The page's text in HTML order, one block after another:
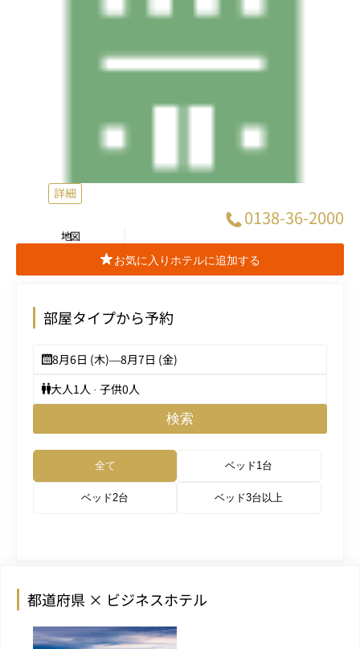
詳細
0138-36-2000
地図
お気に入りホテルに追加する
部屋タイプから予約
8月6日 (木)—8月7日 (金)
大人1 人 · 子供0人
検索
全て ベッド1台
ベッド2台 ベッド3台以上
都道府県 × ビジネスホテル